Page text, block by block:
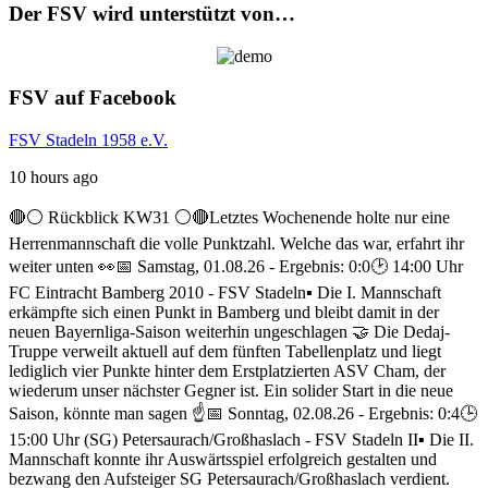
Der FSV wird unterstützt von…
FSV auf Facebook
FSV Stadeln 1958 e.V.
10 hours ago
🔴⚪ Rückblick KW31 ⚪️🔴Letztes Wochenende holte nur eine
Herrenmannschaft die volle Punktzahl. Welche das war, erfahrt ihr
weiter unten 👀📅 Samstag, 01.08.26 - Ergebnis: 0:0🕑 14:00 Uhr
FC Eintracht Bamberg 2010 - FSV Stadeln▪️ Die I. Mannschaft
erkämpfte sich einen Punkt in Bamberg und bleibt damit in der
neuen Bayernliga-Saison weiterhin ungeschlagen 🤝 Die Dedaj-
Truppe verweilt aktuell auf dem fünften Tabellenplatz und liegt
lediglich vier Punkte hinter dem Erstplatzierten ASV Cham, der
wiederum unser nächster Gegner ist. Ein solider Start in die neue
Saison, könnte man sagen ☝️📅 Sonntag, 02.08.26 - Ergebnis: 0:4🕒
15:00 Uhr (SG) Petersaurach/Großhaslach - FSV Stadeln II▪️ Die II.
Mannschaft konnte ihr Auswärtsspiel erfolgreich gestalten und
bezwang den Aufsteiger SG Petersaurach/Großhaslach verdient.